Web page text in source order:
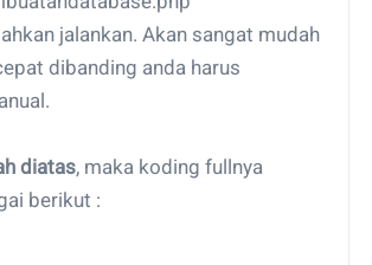
jalankan. Akan sangat mudah
dibanding anda harus
diatas, maka koding fullnya
berikut :